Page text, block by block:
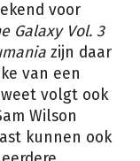
voor
Galaxy Vol. 3
zijn daar
van een
volgt ook
Wilson
kunnen ook